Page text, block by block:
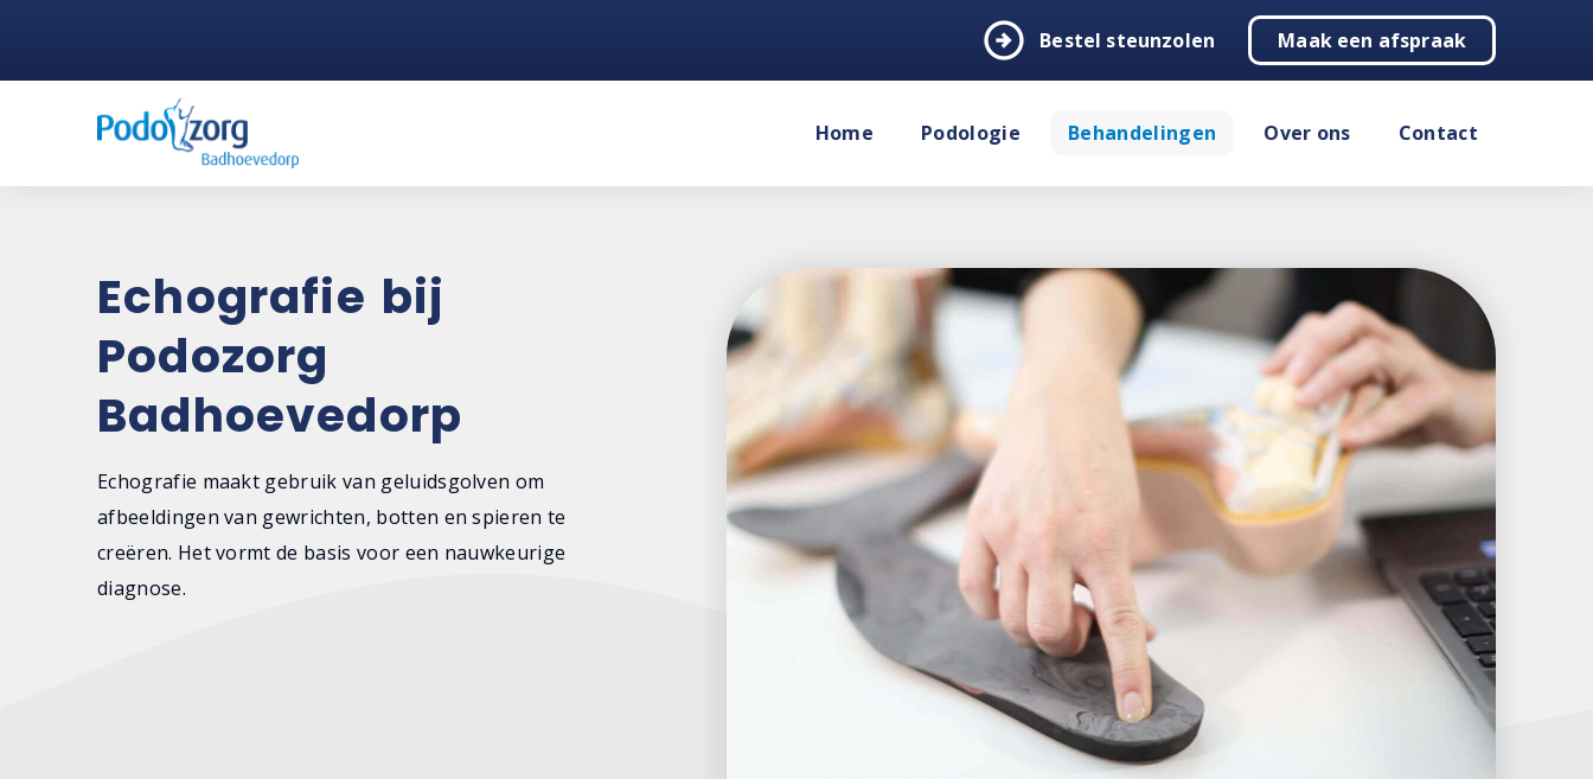
arrow_circle_right Bestel steunzolen Maak een afspraak
Home Podologie Behandelingen Over ons Contact
Echografie bij
Podozorg
Badhoevedorp
Echografie maakt gebruik van geluidsgolven om
afbeeldingen van gewrichten, botten en spieren te
creëren. Het vormt de basis voor een nauwkeurige
diagnose.